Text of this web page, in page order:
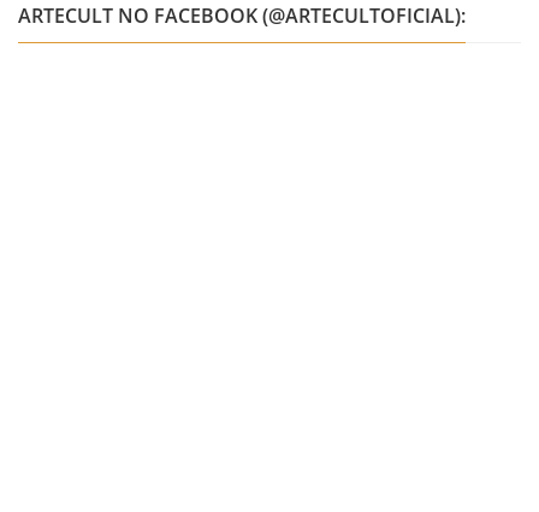
ARTECULT NO FACEBOOK (@ARTECULTOFICIAL):